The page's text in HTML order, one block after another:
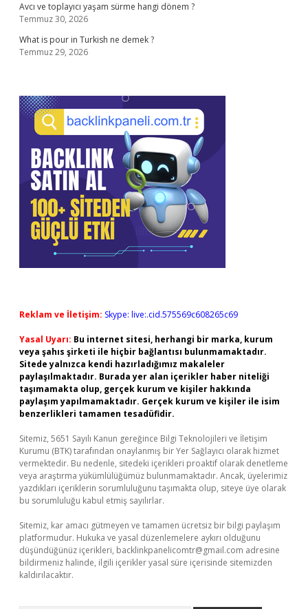
Avcı ve toplayıcı yaşam sürme hangi dönem ?
Temmuz 30, 2026
What is pour in Turkish ne demek ?
Temmuz 29, 2026
Reklam ve İletişim: Skype: live:.cid.575569c608265c69
Yasal Uyarı: Bu internet sitesi, herhangi bir marka, kurum
veya şahıs şirketi ile hiçbir bağlantısı bulunmamaktadır.
Sitede yalnızca kendi hazırladığımız makaleler
paylaşılmaktadır. Burada yer alan içerikler haber niteliği
taşımamakta olup, gerçek kurum ve kişiler hakkında
paylaşım yapılmamaktadır. Gerçek kurum ve kişiler ile isim
benzerlikleri tamamen tesadüfidir.
Sitemiz, 5651 Sayılı Kanun gereğince Bilgi Teknolojileri ve İletişim
Kurumu (BTK) tarafından onaylanmış bir Yer Sağlayıcı olarak hizmet
vermektedir. Bu nedenle, sitedeki içerikleri proaktif olarak denetleme
veya araştırma yükümlülüğümüz bulunmamaktadır. Ancak, üyelerimiz
yazdıkları içeriklerin sorumluluğunu taşımakta olup, siteye üye olarak
bu sorumluluğu kabul etmiş sayılırlar.
Sitemiz, kar amacı gütmeyen ve tamamen ücretsiz bir bilgi paylaşım
platformudur. Hukuka ve yasal düzenlemelere aykırı olduğunu
düşündüğünüz içerikleri, backlinkpanelicomtr@gmail.com adresine
bildirmeniz halinde, ilgili içerikler yasal süre içerisinde sitemizden
kaldırılacaktır.